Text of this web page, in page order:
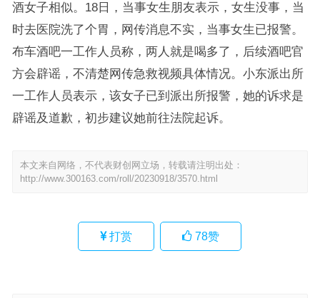
酒女子相似。18日，当事女生朋友表示，女生没事，当
时去医院洗了个胃，网传消息不实，当事女生已报警。
布车酒吧一工作人员称，两人就是喝多了，后续酒吧官
方会辟谣，不清楚网传急救视频具体情况。小东派出所
一工作人员表示，该女子已到派出所报警，她的诉求是
辟谣及道歉，初步建议她前往法院起诉。
本文来自网络，不代表财创网立场，转载请注明出处：
http://www.300163.com/roll/20230918/3570.html
打赏 78赞